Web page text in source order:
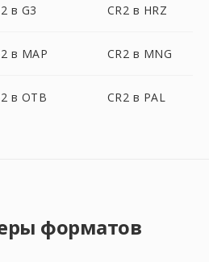
в G3 CR2 в HRZ
в MAP CR2 в MNG
в OTB CR2 в PAL
форматов